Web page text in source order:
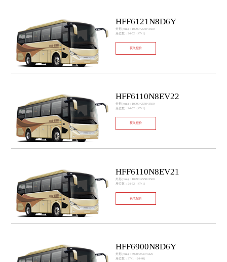
HFF6121N8D6Y
外形(mm)：10990×2550×3500
座位数：24-52（47+1）
获取报价
HFF6110N8EV22
外形(mm)：10990×2550×3500
座位数：24-52（47+1）
获取报价
HFF6110N8EV21
外形(mm)：10990×2550×3500
座位数：24-52（47+1）
获取报价
HFF6900N8D6Y
外形(mm)：8990×2530×3425
座位数：37+1（24-40）